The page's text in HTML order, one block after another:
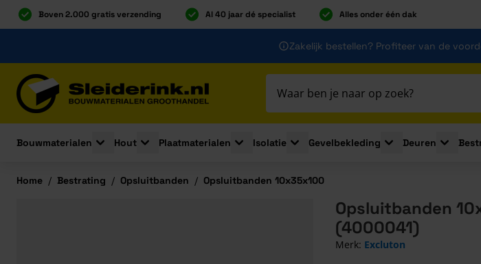
Boven 2.000 gratis verzending Al 40 jaar dé specialist Alles onder één dak
Zakelijk bestellen? Profiteer van de
Bouwmaterialen
Toggle submenu for Bouwmaterialen
Hout
Toggle submenu for Hout
Plaatmaterialen
Toggle submenu for Plaatmaterialen
Isolatie
Toggle submenu for Isolatie
Gevelbekleding
Toggle submenu for
Deuren
Toggle
Home / Bestrating / Opsluitbanden / Opsluitbanden 10x35x100
Opsluitbanden
(4000041)
Merk: Excluton